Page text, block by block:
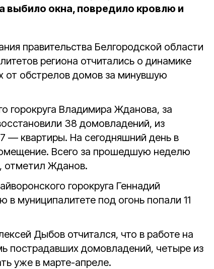
выбило окна, повредило кровлю и
правительства Белгородской области
региона отчитались о динамике
от обстрелов домов за минувшую
горокруга Владимира Жданова, за
38 домовладений, из
— квартиры. На сегодняшний день в
Всего за прошедшую неделю
отметил Жданов.
горокруга Геннадий
муниципалитете под огонь попали 11
Дыбов отчитался, что в работе на
пострадавших домовладений, четыре из
уже в марте-апреле.